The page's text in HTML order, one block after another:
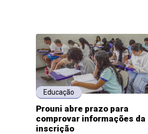
Educação
Prouni abre prazo para
comprovar informações da
inscrição